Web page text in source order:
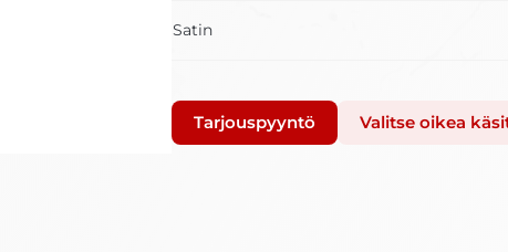
Satin
Tarjouspyyntö Valitse oikea